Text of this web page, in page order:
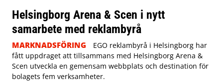
Helsingborg Arena & Scen i nytt
samarbete med reklambyrå
MARKNADSFÖRING
EGO reklambyrå i Helsingborg har
fått uppdraget att tillsammans med Helsingborg Arena &
Scen utveckla en gemensam webbplats och destination för
bolagets fem verksamheter.